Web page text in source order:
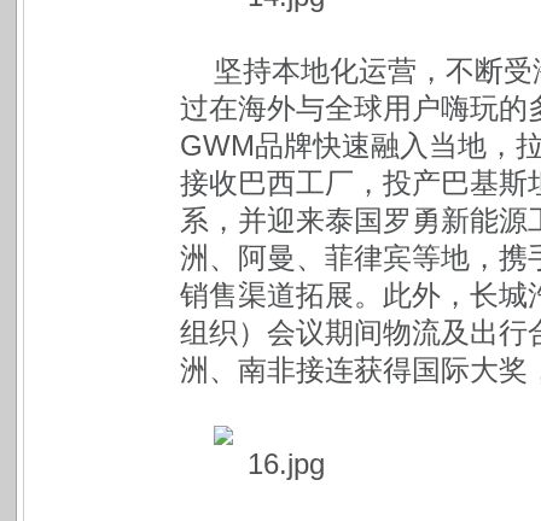
坚持本地化运营，不断
过在海外与全球用户嗨玩
GWM品牌快速融入当地，
接收巴西工厂，投产巴基
系，并迎来泰国罗勇新能
洲、阿曼、菲律宾等地，
销售渠道拓展。此外，长城
组织）会议期间物流及出
洲、南非接连获得国际大奖